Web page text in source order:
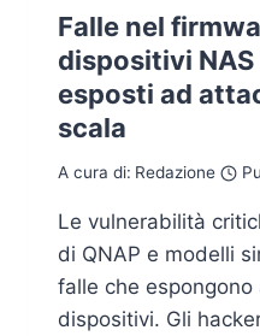
Falle nel
dispositivi
esposti ad
scala
A cura di: Redazione
Le vulnerabilità
di QNAP e modelli
falle che
dispositivi. Gli